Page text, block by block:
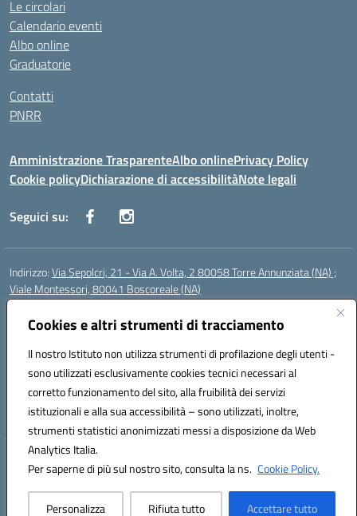
Cookies e altri strumenti di tracciamento
Il nostro Istituto non utilizza strumenti di profilazione degli utenti -
sono utilizzati esclusivamente cookies tecnici necessari al
corretto funzionamento del sito, alla fruibilità dei servizi
istituzionali e alla sua accessibilità – sono utilizzati, inoltre,
strumenti statistici anonimizzati messi a disposizione da Web
Analytics Italia.
Per saperne di più sul nostro sito, consulta la ns. Cookie Policy.
Personalizza Rifiuta tutto Accettare tutto
Le circolari
Calendario eventi
Albo online
Graduatorie
Contatti
PNRR
Amministrazione TrasparenteAlbo onlinePrivacy Policy
Cookie policyDichiarazione di accessibilitàNote legali
Seguici su:
Indirizzo:Via Sepolcri, 21 - Via A. Volta, 2 80058 Torre Annunziata (NA) ;
Viale Montessori, 80041 Boscoreale (NA)
Centralino:
Posta elettronica certificata (PEC):nais04100b@pec.istruzione.it
Codice fiscale: 82008750638
Codice meccanografico:NAIS04100B
Codice Indice delle Pubbliche Amministrazioni (IPA): istsc_nais04100b
Codice unico di fatturazione (CUF): UFELOU
Hosting & Powered by 3D Solution S.r.l.
Concept & Design by Designers Italia